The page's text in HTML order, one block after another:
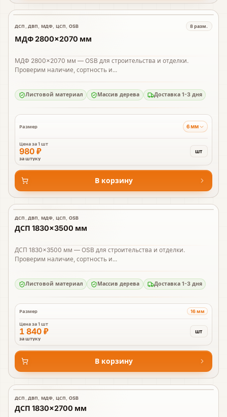
В наличии
ДСП, ДВП, МДФ, ЦСП, OSB 8разм.
МДФ 2800×2070 мм
МДФ 2800×2070 мм — OSB для строительства и отделки.
Проверим наличие, сортность и...
Листовой материал Массив дерева Доставка 1-3 дня
Размер 6 мм
Цена за1 шт
980 ₽
за штуку
шт
В корзину
В наличии
ДСП, ДВП, МДФ, ЦСП, OSB
ДСП 1830×3500 мм
ДСП 1830×3500 мм — OSB для строительства и отделки.
Проверим наличие, сортность и...
Листовой материал Массив дерева Доставка 1-3 дня
Размер 16 мм
Цена за1 шт
1 840 ₽
за штуку
шт
В корзину
В наличии
ДСП, ДВП, МДФ, ЦСП, OSB
ДСП 1830×2700 мм